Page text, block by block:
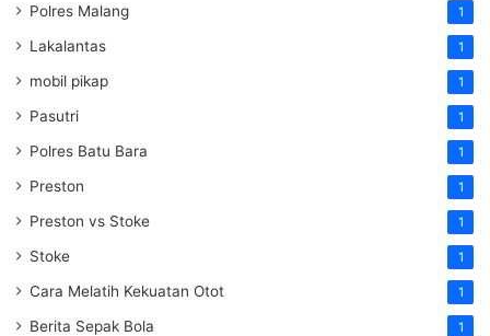
Polres Malang 1
Lakalantas 1
mobil pikap 1
Pasutri 1
Polres Batu Bara 1
Preston 1
Preston vs Stoke 1
Stoke 1
Cara Melatih Kekuatan Otot 1
Berita Sepak Bola 1